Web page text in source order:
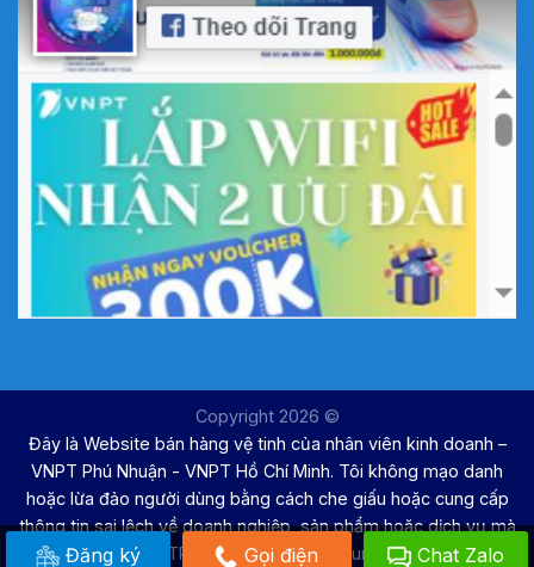
Đăng ký Gọi điện Chat Zalo
Copyright 2026 ©
Đây là Website bán hàng vệ tinh của nhân viên kinh doanh –
VNPT Phú Nhuận - VNPT Hồ Chí Minh. Tôi không mạo danh
hoặc lừa đảo người dùng bằng cách che giấu hoặc cung cấp
thông tin sai lệch về doanh nghiệp, sản phẩm hoặc dịch vụ mà
VNPT TP. Hồ Chí Minh đang cung cấp.